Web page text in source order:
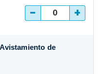
- +
de